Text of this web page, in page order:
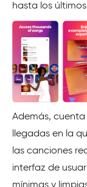
hasta los
Además,
llegadas en la
las canciones
interfaz de